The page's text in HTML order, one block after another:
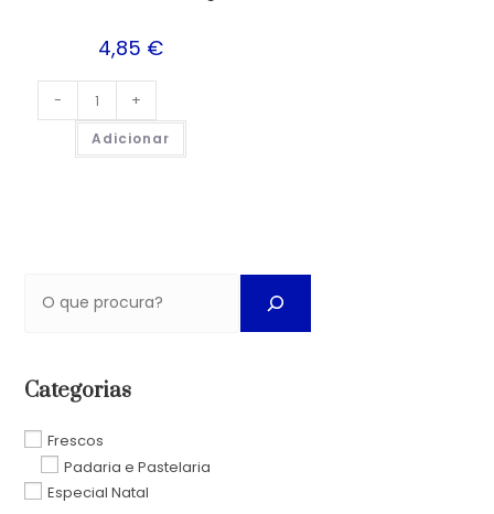
4,85 €
- +
Adicionar
Categorias
Frescos
Padaria e Pastelaria
Especial Natal